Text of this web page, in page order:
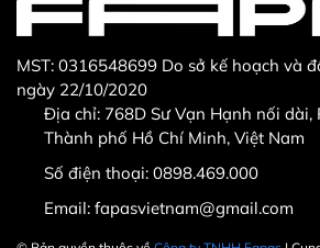
Hotline CSKH: 090 376 9205
MST: 0316548699 Do sở kế hoạch và
ngày 22/10/2020
Địa chỉ: 768D Sư Vạn Hạnh nối dài,
Thành phố Hồ Chí Minh, Việt Nam
Số điện thoại: 0898.469.000
Email: fapasvietnam@gmail.com